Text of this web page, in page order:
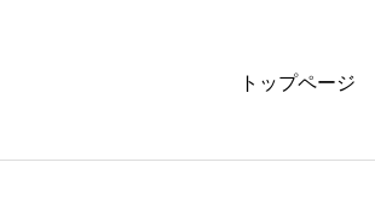
トップページ